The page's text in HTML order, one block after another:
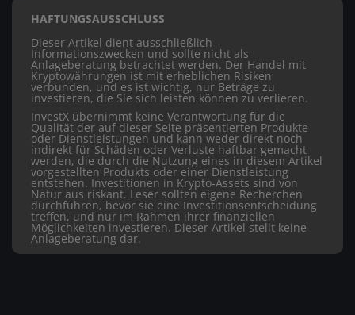
HAFTUNGSAUSSCHLUSS
Dieser Artikel dient ausschließlich
Informationszwecken und sollte nicht als
Anlageberatung betrachtet werden. Der Handel mit
Kryptowährungen ist mit erheblichen Risiken
verbunden, und es ist wichtig, nur Beträge zu
investieren, die Sie sich leisten können zu verlieren.
InvestX übernimmt keine Verantwortung für die
Qualität der auf dieser Seite präsentierten Produkte
oder Dienstleistungen und kann weder direkt noch
indirekt für Schäden oder Verluste haftbar gemacht
werden, die durch die Nutzung eines in diesem Artikel
vorgestellten Produkts oder einer Dienstleistung
entstehen. Investitionen in Krypto-Assets sind von
Natur aus riskant. Leser sollten eigene Recherchen
durchführen, bevor sie eine Investitionsentscheidung
treffen, und nur im Rahmen ihrer finanziellen
Möglichkeiten investieren. Dieser Artikel stellt keine
Anlageberatung dar.